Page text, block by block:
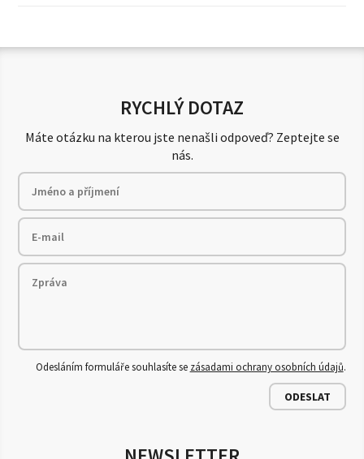
RYCHLÝ DOTAZ
Máte otázku na kterou jste nenašli odpoveď? Zeptejte se
nás.
Odesláním formuláře souhlasíte se zásadami ochrany osobních údajů.
ODESLAT